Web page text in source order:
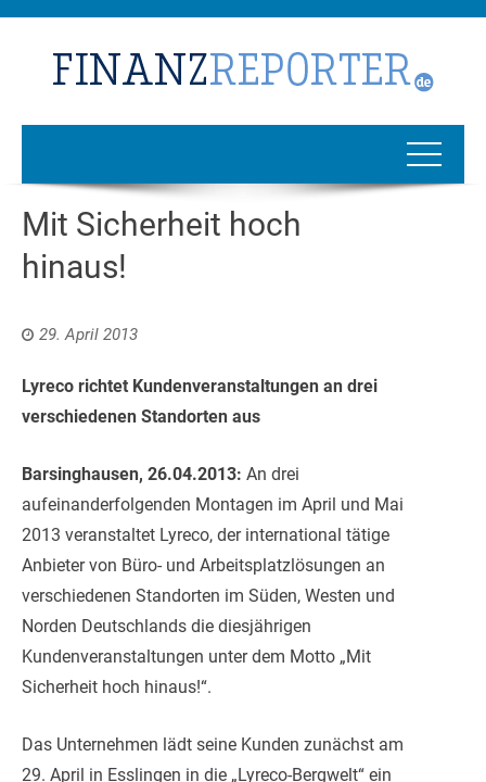
Mit Sicherheit hoch
hinaus!
29. April 2013
Lyreco richtet Kundenveranstaltungen an drei
verschiedenen Standorten aus
Barsinghausen, 26.04.2013: An drei
aufeinanderfolgenden Montagen im April und Mai
2013 veranstaltet Lyreco, der international tätige
Anbieter von Büro- und Arbeitsplatzlösungen an
verschiedenen Standorten im Süden, Westen und
Norden Deutschlands die diesjährigen
Kundenveranstaltungen unter dem Motto „Mit
Sicherheit hoch hinaus!“.
Das Unternehmen lädt seine Kunden zunächst am
29. April in Esslingen in die „Lyreco-Bergwelt“ ein